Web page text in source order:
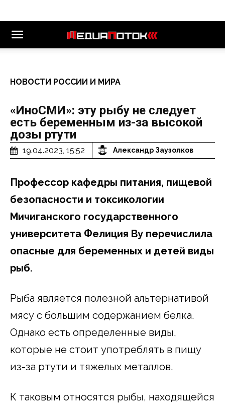
НОВОСТИ РОССИИ И МИРА
«ИноСМИ»: эту рыбу не следует
есть беременным из-за высокой
дозы ртути
19.04.2023, 15:52 Александр Заузолков
Профессор кафедры питания, пищевой
безопасности и токсикологии
Мичиганского государственного
университета Фелиция Ву перечислила
опасные для беременных и детей виды
рыб.
Рыба является полезной альтернативой
мясу с большим содержанием белка.
Однако есть определенные виды,
которые не стоит употреблять в пищу
из-за ртути и тяжелых металлов.
К таковым относятся рыбы, находящейся